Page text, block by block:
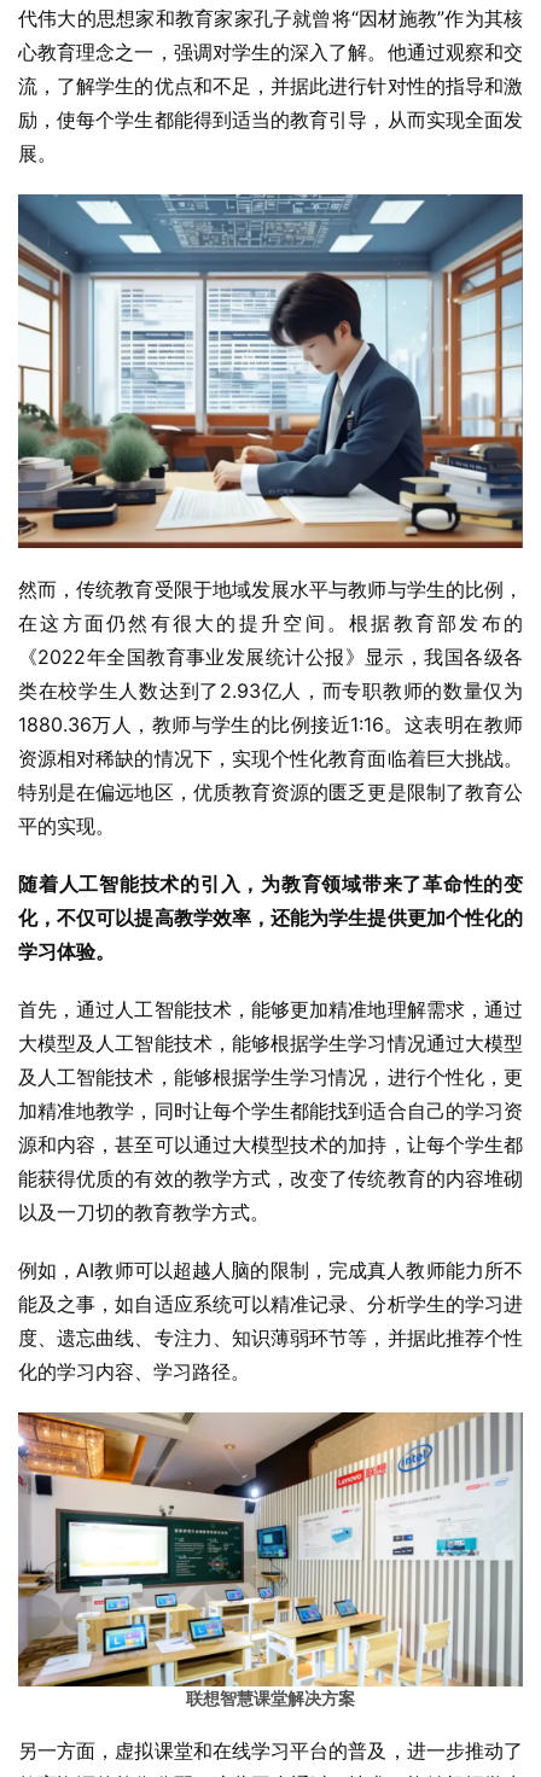
代伟大的思想家和教育家家孔子就曾将“因材施教”作为其核
心教育理念之一，强调对学生的深入了解。他通过观察和交
流，了解学生的优点和不足，并据此进行针对性的指导和激
励，使每个学生都能得到适当的教育引导，从而实现全面发
展。
然而，传统教育受限于地域发展水平与教师与学生的比例，
在这方面仍然有很大的提升空间。根据教育部发布的
《2022年全国教育事业发展统计公报》显示，我国各级各
类在校学生人数达到了2.93亿人，而专职教师的数量仅为
1880.36万人，教师与学生的比例接近1:16。这表明在教师
资源相对稀缺的情况下，实现个性化教育面临着巨大挑战。
特别是在偏远地区，优质教育资源的匮乏更是限制了教育公
平的实现。
随着人工智能技术的引入，为教育领域带来了革命性的变
化，不仅可以提高教学效率，还能为学生提供更加个性化的
学习体验。
首先，通过人工智能技术，能够更加精准地理解需求，通过
大模型及人工智能技术，能够根据学生学习情况通过大模型
及人工智能技术，能够根据学生学习情况，进行个性化，更
加精准地教学，同时让每个学生都能找到适合自己的学习资
源和内容，甚至可以通过大模型技术的加持，让每个学生都
能获得优质的有效的教学方式，改变了传统教育的内容堆砌
以及一刀切的教育教学方式。
例如，AI教师可以超越人脑的限制，完成真人教师能力所不
能及之事，如自适应系统可以精准记录、分析学生的学习进
度、遗忘曲线、专注力、知识薄弱环节等，并据此推荐个性
化的学习内容、学习路径。
联想智慧课堂解决方案
另一方面，虚拟课堂和在线学习平台的普及，进一步推动了